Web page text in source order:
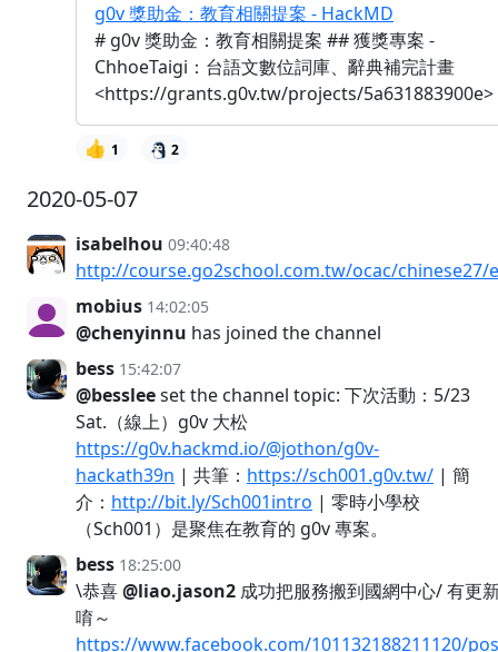
g0v 獎助金：教育相關提案 - HackMD
# g0v 獎助金：教育相關提案 ## 獲獎專案 -
ChhoeTaigi：台語文數位詞庫、辭典補完計畫
<https://grants.g0v.tw/projects/5a631883900e>
👍 1 2
2020-05-07
isabelhou 09:40:48
http://course.go2school.com.tw/ocac/chinese27/
mobius 14:02:05
@chenyinnu has joined the channel
bess 15:42:07
@bessleeset the channel topic: 下次活動：5/23
Sat.（線上）g0v 大松
https://g0v.hackmd.io/@jothon/g0v-
hackath39n | 共筆： https://sch001.g0v.tw/ | 簡
介： http://bit.ly/Sch001intro | 零時小學校
（Sch001）是聚焦在教育的 g0v 專案。
bess 18:25:00
\恭喜@liao.jason2 成功把服務搬到國網中心/ 有更
唷～
https://www.facebook.com/101132188211120/